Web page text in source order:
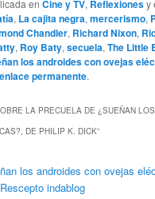
enCine y TV, Reflexionesy
, La cajita negra,mercerismo,
Chandler, Richard Nixon,
, Roy Baty,secuela,The Little
los androides con ovejas
enlace permanente.
LA PRECUELA DE ¿SUEÑAN
DE PHILIP K. DICK”
los androides con ovejas
indablog